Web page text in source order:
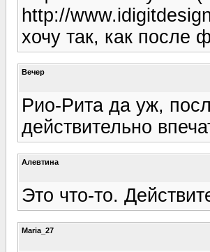
http://
хочу так, как после
Вечер
Рио-Рита да уж,
действительно
Алевтина
Это что-то.
Maria_27